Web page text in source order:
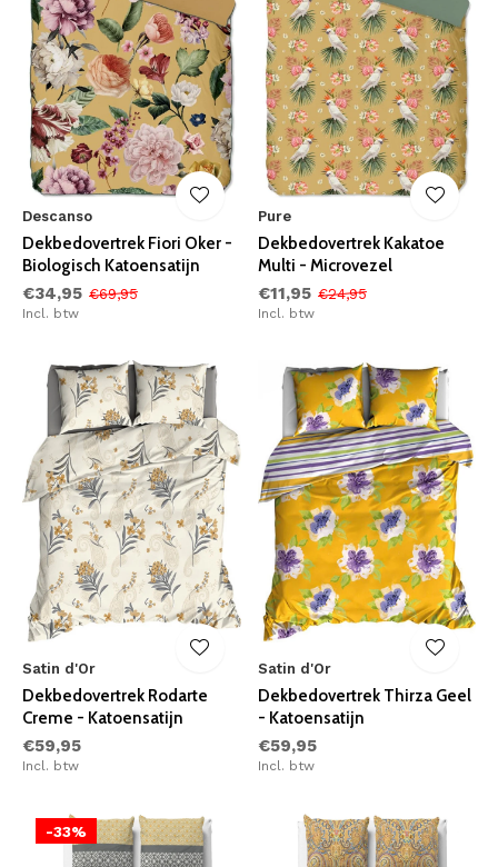
Descanso
Dekbedovertrek Fiori Oker -
Biologisch Katoensatijn
€34,95 €69,95
Incl. btw
Pure
Dekbedovertrek Kakatoe
Multi - Microvezel
€11,95 €24,95
Incl. btw
Satin d'Or
Dekbedovertrek Rodarte
Creme - Katoensatijn
€59,95
Incl. btw
Satin d'Or
Dekbedovertrek Thirza Geel
- Katoensatijn
€59,95
Incl. btw
-33%